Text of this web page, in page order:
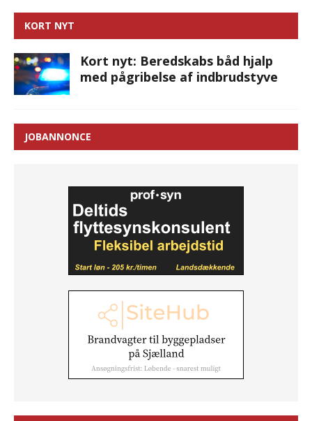
KORT NYT
Kort nyt: Beredskabs båd hjalp
med pågribelse af indbrudstyve
JOBANNONCE